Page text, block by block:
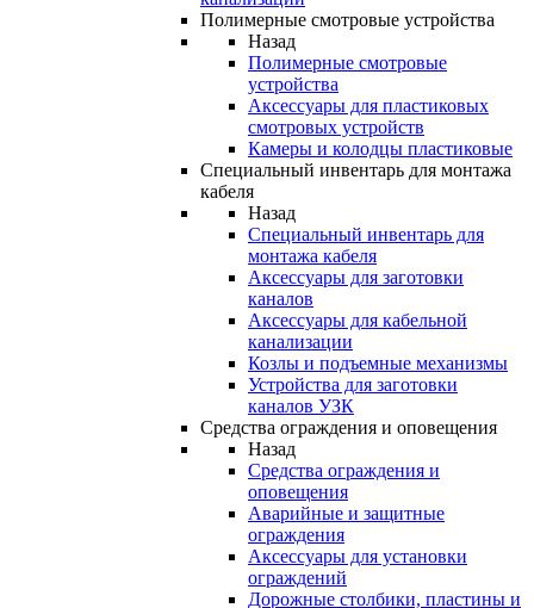
Полимерные смотровые устройства
Назад
Полимерные смотровые
устройства
Аксессуары для пластиковых
смотровых устройств
Камеры и колодцы пластиковые
Специальный инвентарь для монтажа
кабеля
Назад
Специальный инвентарь для
монтажа кабеля
Аксессуары для заготовки
каналов
Аксессуары для кабельной
канализации
Козлы и подъемные механизмы
Устройства для заготовки
каналов УЗК
Средства ограждения и оповещения
Назад
Средства ограждения и
оповещения
Аварийные и защитные
ограждения
Аксессуары для установки
ограждений
Дорожные столбики, пластины и